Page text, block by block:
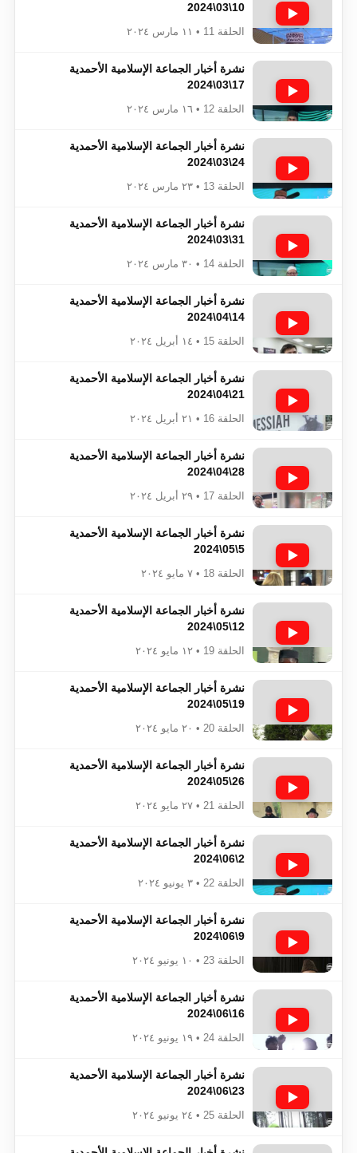
10\03\2024
الحلقة 11 • ١١ مارس ٢٠٢٤
نشرة أخبار الجماعة الإسلامية الأحمدية
17\03\2024
الحلقة 12 • ١٦ مارس ٢٠٢٤
نشرة أخبار الجماعة الإسلامية الأحمدية
24\03\2024
الحلقة 13 • ٢٣ مارس ٢٠٢٤
نشرة أخبار الجماعة الإسلامية الأحمدية
31\03\2024
الحلقة 14 • ٣٠ مارس ٢٠٢٤
نشرة أخبار الجماعة الإسلامية الأحمدية
14\04\2024
الحلقة 15 • ١٤ أبريل ٢٠٢٤
نشرة أخبار الجماعة الإسلامية الأحمدية
21\04\2024
الحلقة 16 • ٢١ أبريل ٢٠٢٤
نشرة أخبار الجماعة الإسلامية الأحمدية
28\04\2024
الحلقة 17 • ٢٩ أبريل ٢٠٢٤
نشرة أخبار الجماعة الإسلامية الأحمدية
5\05\2024
الحلقة 18 • ٧ مايو ٢٠٢٤
نشرة أخبار الجماعة الإسلامية الأحمدية
12\05\2024
الحلقة 19 • ١٢ مايو ٢٠٢٤
نشرة أخبار الجماعة الإسلامية الأحمدية
19\05\2024
الحلقة 20 • ٢٠ مايو ٢٠٢٤
نشرة أخبار الجماعة الإسلامية الأحمدية
26\05\2024
الحلقة 21 • ٢٧ مايو ٢٠٢٤
نشرة أخبار الجماعة الإسلامية الأحمدية
2\06\2024
الحلقة 22 • ٣ يونيو ٢٠٢٤
نشرة أخبار الجماعة الإسلامية الأحمدية
9\06\2024
الحلقة 23 • ١٠ يونيو ٢٠٢٤
نشرة أخبار الجماعة الإسلامية الأحمدية
16\06\2024
الحلقة 24 • ١٩ يونيو ٢٠٢٤
نشرة أخبار الجماعة الإسلامية الأحمدية
23\06\2024
الحلقة 25 • ٢٤ يونيو ٢٠٢٤